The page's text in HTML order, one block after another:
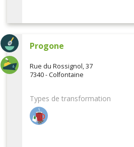
Progone
Rue du Rossignol, 37
7340 - Colfontaine
Types de transformation